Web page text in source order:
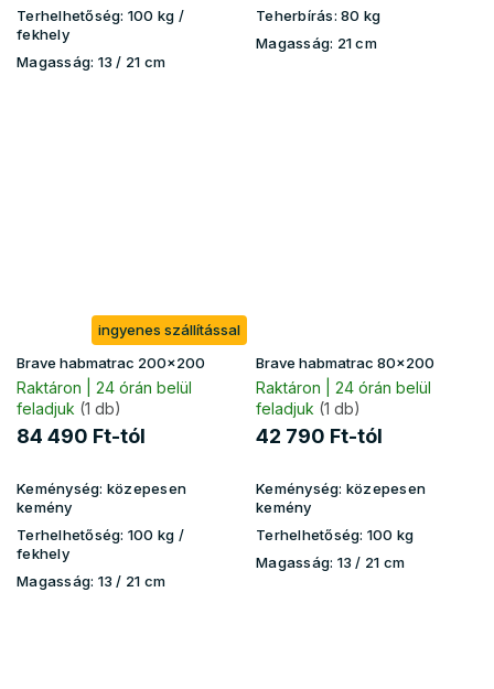
Terhelhetőség: 100 kg​​​​ /
fekhely
Magasság: 13 / 21 cm
Teherbírás: 80 kg
Magasság: 21 cm
ingyenes szállítással
Brave habmatrac 200x200
Raktáron | 24 órán belül
feladjuk (1 db)
84 490 Ft-tól
Keménység: közepesen
kemény
Terhelhetőség: 100 kg ​​​​/
fekhely
Magasság: 13 / 21 cm
Brave habmatrac 80x200
Raktáron | 24 órán belül
feladjuk (1 db)
42 790 Ft-tól
Keménység: közepesen
kemény
Terhelhetőség: 100 kg
Magasság: 13 / 21 cm